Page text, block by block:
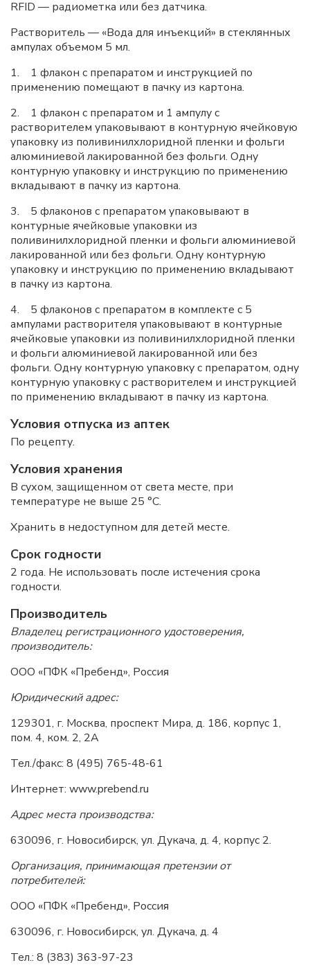
RFID — радиометка или без датчика.
Растворитель — «Вода для инъекций» в стеклянных
ампулах объемом 5 мл.
1. 1 флакон с препаратом и инструкцией по
применению помещают в пачку из картона.
2. 1 флакон с препаратом и 1 ампулу с
растворителем упаковывают в контурную ячейковую
упаковку из поливинилхлоридной пленки и фольги
алюминиевой лакированной без фольги. Одну
контурную упаковку и инструкцию по применению
вкладывают в пачку из картона.
3. 5 флаконов с препаратом упаковывают в
контурные ячейковые упаковки из
поливинилхлоридной пленки и фольги алюминиевой
лакированной или без фольги. Одну контурную
упаковку и инструкцию по применению вкладывают
в пачку из картона.
4. 5 флаконов с препаратом в комплекте с 5
ампулами растворителя упаковывают в контурные
ячейковые упаковки из поливинилхлоридной пленки
и фольги алюминиевой лакированной или без
фольги. Одну контурную упаковку с препаратом, одну
контурную упаковку с растворителем и инструкцией
по применению вкладывают в пачку из картона.
Условия отпуска из аптек
По рецепту.
Условия хранения
В сухом, защищенном от света месте, при
температуре не выше 25 °С.
Хранить в недоступном для детей месте.
Срок годности
2 года. Не использовать после истечения срока
годности.
Производитель
Владелец регистрационного удостоверения,
производитель:
ООО «ПФК «Пребенд», Россия
Юридический адрес:
129301, г. Москва, проспект Мира, д. 186, корпус 1,
пом. 4, ком. 2, 2А
Тел./факс: 8 (495) 765-48-61
Интернет: www.prebend.ru
Адрес места производства:
630096, г. Новосибирск, ул. Дукача, д. 4, корпус 2.
Организация, принимающая претензии от
потребителей:
ООО «ПФК «Пребенд», Россия
630096, г. Новосибирск, ул. Дукача, д. 4
Тел.: 8 (383) 363-97-23